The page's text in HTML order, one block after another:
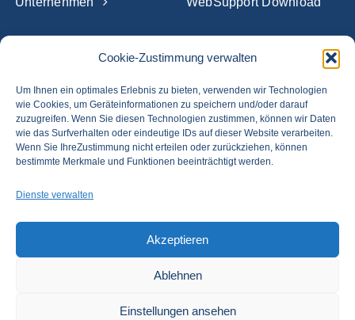
Cookie-Zustimmung verwalten
Um Ihnen ein optimales Erlebnis zu bieten, verwenden wir Technologien
wie Cookies, um Geräteinformationen zu speichern und/oder darauf
zuzugreifen. Wenn Sie diesen Technologien zustimmen, können wir Daten
wie das Surfverhalten oder eindeutige IDs auf dieser Website verarbeiten.
Wenn Sie IhreZustimmung nicht erteilen oder zurückziehen, können
bestimmte Merkmale und Funktionen beeinträchtigt werden.
Dienste verwalten
Akzeptieren
Ablehnen
Einstellungen ansehen
Karriere
© 2026 ORGA-SOFT Organisation und Software GmbH